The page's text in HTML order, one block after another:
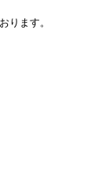
ります。